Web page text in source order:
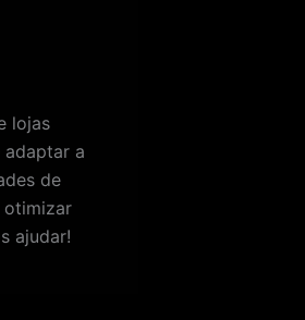
lojas
adaptar a
de
otimizar
ajudar!